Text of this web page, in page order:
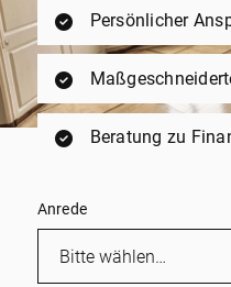
Persönlicher
Beratung zu
Anrede